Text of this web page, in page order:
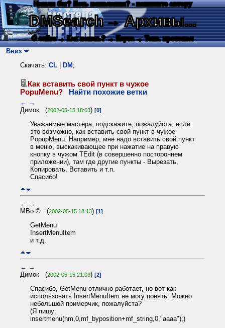
Нашли баг? Есть пожелания? - напишите автору
DMSearch→ Архивы...
О сайте → Как искать? → Карта → Текс. протокол
Вниз
Скачать: CL DM ;
Как вставить свой пункт в чужое
PopuMenu?
Найти похожие ветки
← →
Димок (2002-05-15 18:03) [0]
Уважаемые мастера, подскажите, пожалуйста, если
это возможно, как вставить свой пункт в чужое
PopupMenu. Например, мне надо вставить свой пункт
в меню, выскакивающее при нажатие на правую
кнопку в чужом TEdit (в совершенно постороннем
приложении), там где другие пункты - Вырезать,
Копировать, Вставить и т.п.
Спасибо!
← →
MBo © (2002-05-15 18:13) [1]
GetMenu
InsertMenuItem
и т.д.
← →
Димок (2002-05-15 21:03) [2]
Спасибо, GetMenu отлично работает, но вот как
использовать InsertMenuItem не могу понять. Можно
небольшой примерчик, пожалуйста?
(Я пишу:
insertmenu(hm,0,mf_byposition+mf_string,0,"aaaa");)